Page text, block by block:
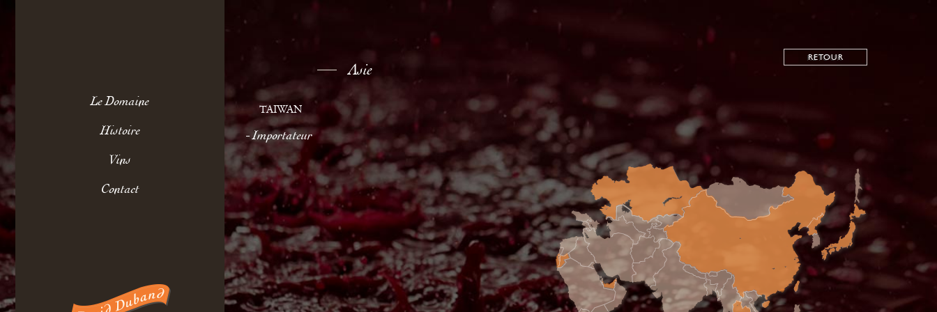
Le Domaine
Histoire
Vins
Contact
Asie
RETOUR
TAIWAN
Importateur
LA VIE WINE & SPIRITS CO., LTD
N°. 173, SEC. 4, XINYI ROAD
10681 TAIPEI
Tél. 0227551808
yen@laviewine.com.tw
www.laviewine.com.tw